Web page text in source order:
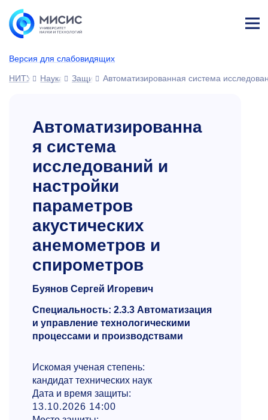
Версия для слабовидящих
ине
НИТУ МИСИС
Наука Защиты диссертаций
Автоматизированная система
Автоматизированна
я система
исследований и
настройки
параметров
акустических
анемометров и
спирометров
Буянов Сергей Игоревич
Специальность: 2.3.3 Автоматизация
и управление технологическими
процессами и производствами
Искомая ученая степень:
кандидат технических наук
Дата и время защиты:
13.10.2026 14:00